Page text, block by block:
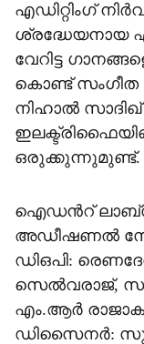
എഡിറ്റിംഗ്
ശ്രദ്ധേയനായ
വേറിട്ട
കൊണ്ട്
നിഹാൽ സാദിഖ്
ഒരുക്കുന്നുമുണ്ട്.
ഐഡന്‍റ്
അഡീഷണൽ
ഡിഒപി:
സെൽവരാജ്,
എം.ആർ
ഡിസൈനർ: